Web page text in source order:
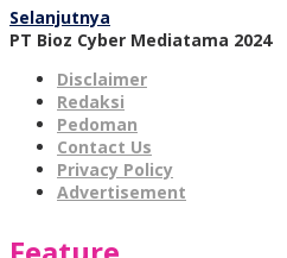
Selanjutnya
PT Bioz Cyber Mediatama 2024
Disclaimer
Redaksi
Pedoman
Contact Us
Privacy Policy
Advertisement